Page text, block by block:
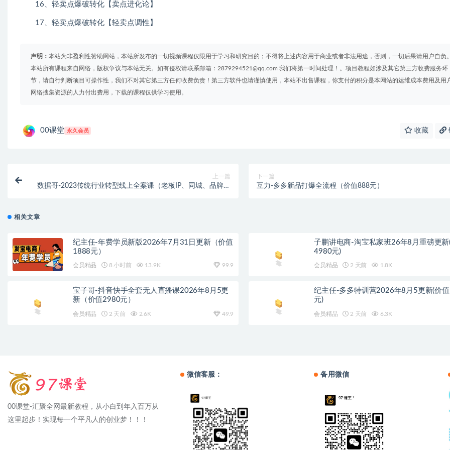
16、轻卖点爆破转化【卖点进化论】
17、轻卖点爆破转化【轻卖点调性】
声明： 本站为非盈利性赞助网站，本站所发布的一切视频课程仅限用于学习和研究目的；不得将上述内容用于商业或者非法用途，否则，一切后果请用户自负。
本站所有课程来自网络，版权争议与本站无关。如有侵权请联系邮箱：2879294521@qq.com 我们将第一时间处理！。项目教程如涉及其它第三方收费服务环
节，请自行判断项目可操作性，我们不对其它第三方任何收费负责！第三方软件也请谨慎使用，本站不出售课程，你支付的积分是本网站的运维成本费用及用
网络搜集资源的人力付出费用，下载的课程仅供学习使用。
00课堂 永久会员 收藏
上一篇
数据哥-2023传统行业转型线上全案课（老板IP、同城、品牌管
下一篇
互力-多多新品打爆全流程（价值888元）
相关文章
纪主任-年费学员新版2026年7月31日更新（价值
1888元）
会员精品 8 小时前 13.9K 99.9
子鹏讲电商-淘宝私家班26年8月重磅更新
4980元)
会员精品 2 天前 1.8K
宝子哥-抖音快手全套无人直播课2026年8月5更
新（价值2980元）
会员精品 2 天前 2.6K 49.9
纪主任-多多特训营2026年8月5更新(价
元)
会员精品 2 天前 6.3K
00课堂-汇聚全网最新教程，从小白到年入百万从
这里起步！实现每一个平凡人的创业梦！！！
微信客服： 备用微信